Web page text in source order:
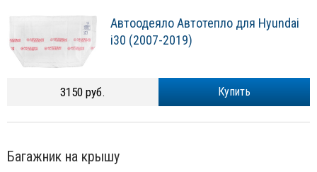
Автоодеяло Автотепло для Hyundai
i30 (2007-2019)
Купить
3150 руб.
Багажник на крышу